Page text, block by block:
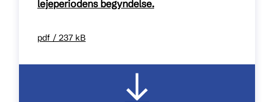
lejeperiodens begyndelse.
pdf / 237 kB